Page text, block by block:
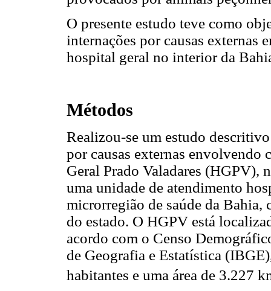
O presente estudo teve como
internações por causas externas
hospital geral no interior da
Métodos
Realizou-se um estudo
por causas externas
Geral Prado Valadares (HGPV),
uma unidade de atendimento
microrregião de saúde da
do estado. O HGPV está
acordo com o Censo
de Geografia e Estatística
habitantes e uma área de 3.227